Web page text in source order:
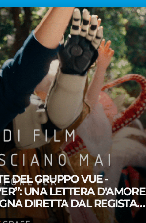
DEL GRUPPO VUE -
UNA LETTERA D'AMORE
DIRETTA DAL REGISTA